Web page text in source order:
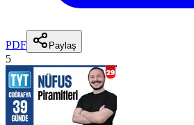
PDF Paylaş
5